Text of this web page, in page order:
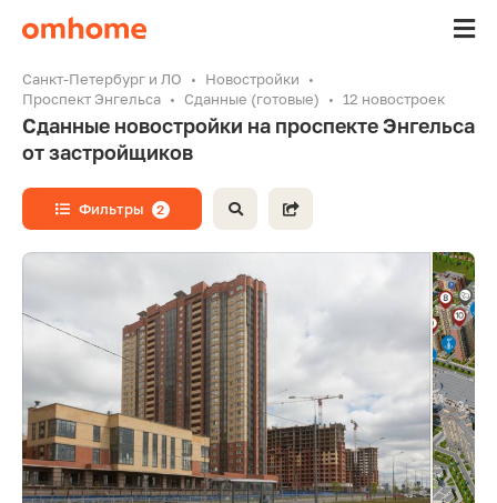
Санкт-Петербург и ЛО
Новостройки
Проспект Энгельса
Сданные (готовые) 12 новостроек
Сданные новостройки на проспекте Энгельса
от застройщиков
Фильтры 2